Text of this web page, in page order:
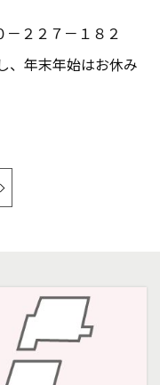
２２７－１８２
、年末年始はお休み